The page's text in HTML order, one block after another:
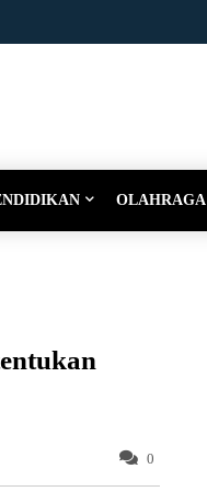
OLAHRAGA
0